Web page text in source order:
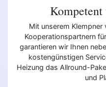
Mit unserem Klempner
Kooperationspartnern
garantieren wir Ihnen
kostengünstigen
Heizung das Allround-
und